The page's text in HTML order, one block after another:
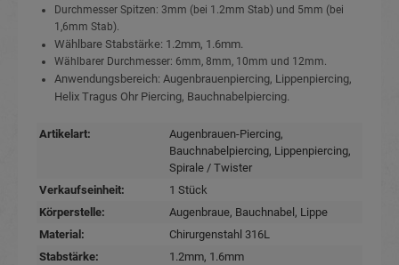
Durchmesser Spitzen: 3mm (bei 1.2mm Stab) und 5mm (bei
1,6mm Stab).
Wählbare Stabstärke: 1.2mm, 1.6mm.
Wählbarer Durchmesser: 6mm, 8mm, 10mm und 12mm.
Anwendungsbereich: Augenbrauenpiercing, Lippenpiercing,
Helix Tragus Ohr Piercing, Bauchnabelpiercing.
Artikelart: Augenbrauen-Piercing,
Bauchnabelpiercing, Lippenpiercing,
Spirale / Twister
Verkaufseinheit:
1 Stück
Körperstelle:
Augenbraue, Bauchnabel , Lippe
Material:
Chirurgenstahl 316L
Stabstärke:
1.2mm, 1.6mm